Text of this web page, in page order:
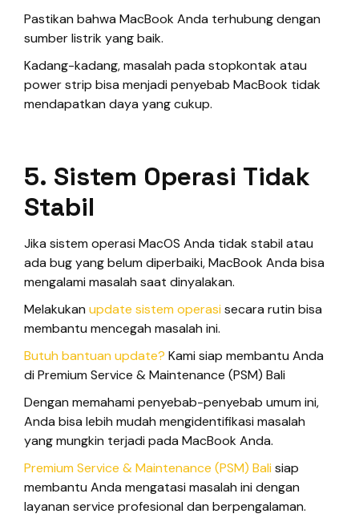
Pastikan bahwa MacBook Anda terhubung dengan
sumber listrik yang baik.
Kadang-kadang, masalah pada stopkontak atau
power strip bisa menjadi penyebab MacBook tidak
mendapatkan daya yang cukup.
5. Sistem Operasi Tidak
Stabil
Jika sistem operasi MacOS Anda tidak stabil atau
ada bug yang belum diperbaiki, MacBook Anda bisa
mengalami masalah saat dinyalakan.
Melakukan update sistem operasi secara rutin bisa
membantu mencegah masalah ini.
Butuh bantuan update? Kami siap membantu Anda
di Premium Service & Maintenance (PSM) Bali
Dengan memahami penyebab-penyebab umum ini,
Anda bisa lebih mudah mengidentifikasi masalah
yang mungkin terjadi pada MacBook Anda.
Premium Service & Maintenance (PSM) Bali siap
membantu Anda mengatasi masalah ini dengan
layanan service profesional dan berpengalaman.